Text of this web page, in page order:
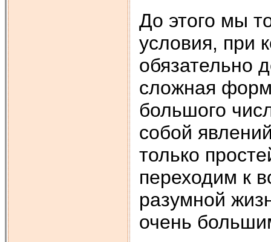
До этого мы
условия, при
обязательно
сложная
большого
собой
только
переходим к
разумной
очень